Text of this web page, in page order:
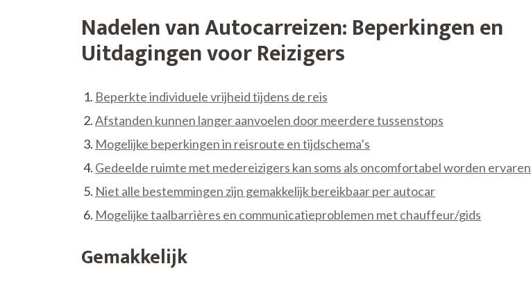
Nadelen van Autocarreizen: Beperkingen en
Uitdagingen voor Reizigers
Beperkte individuele vrijheid tijdens de reis
Afstanden kunnen langer aanvoelen door meerdere tussenstops
Mogelijke beperkingen in reisroute en tijdschema’s
Gedeelde ruimte met medereizigers kan soms als oncomfortabel worden ervaren
Niet alle bestemmingen zijn gemakkelijk bereikbaar per autocar
Mogelijke taalbarrières en communicatieproblemen met chauffeur/gids
Gemakkelijk